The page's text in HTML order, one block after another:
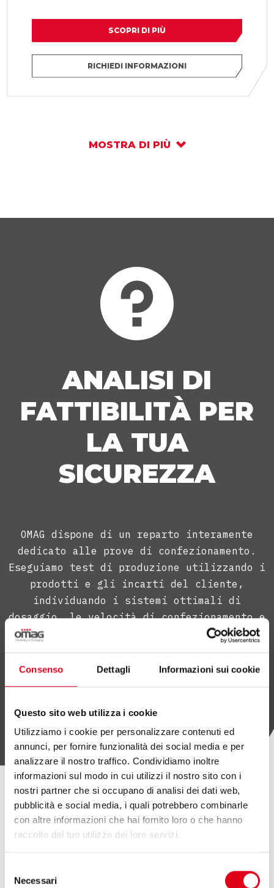
Consenso Dettagli Informazioni sui cookie
Questo sito web utilizza i cookie
Utilizziamo i cookie per personalizzare contenuti ed
annunci, per fornire funzionalità dei social media e per
analizzare il nostro traffico. Condividiamo inoltre
informazioni sul modo in cui utilizzi il nostro sito con i
nostri partner che si occupano di analisi dei dati web,
pubblicità e social media, i quali potrebbero combinarle
con altre informazioni che hai fornito loro o che hanno
raccolto dal tuo utilizzo dei loro servizi.
delNecessari
SCOPRI DI PIÙ
RICHIEDI INFORMAZIONI
MOSTRA DI PIÙ
ANALISI DI
FATTIBILITÀ PER
LA TUA
SICUREZZA
OMAG dispone di un reparto interamente
dedicato alle prove di confezionamento.
Eseguiamo test di produzione utilizzando i
prodotti e gli incarti del cliente,
individuando i sistemi ottimali di
dosaggio, le velocità di confezionamento e
le tolleranze sulle dosi.
ALTRI ARTICOLI